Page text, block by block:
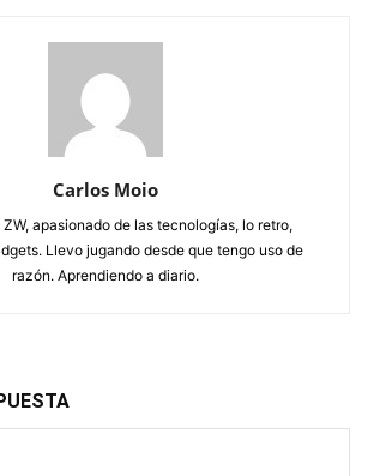
Carlos Moio
apasionado de las tecnologías, lo retro,
Llevo jugando desde que tengo uso de
razón. Aprendiendo a diario.